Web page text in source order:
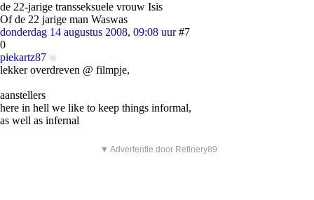
de 22-jarige transseksuele vrouw Isis
Of de 22 jarige man Waswas
donderdag 14 augustus 2008, 09:08 uur #7
0
piekartz87
lekker overdreven @ filmpje,
aanstellers
here in hell we like to keep things informal,
as well as infernal
▼ Advertentie door Refinery89